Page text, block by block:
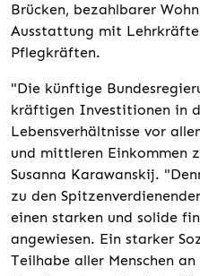
Brücken, bezahlbarer
Ausstattung mit
Pflegkräften.
"Die künftige
kräftigen Investitionen in
Lebensverhältnisse vor
und mittleren Einkommen
Susanna Karawanskij.
zu den
einen starken und solide
angewiesen. Ein starker
Teilhabe aller Menschen